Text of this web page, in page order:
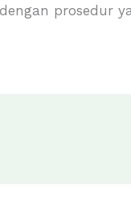
prosedur